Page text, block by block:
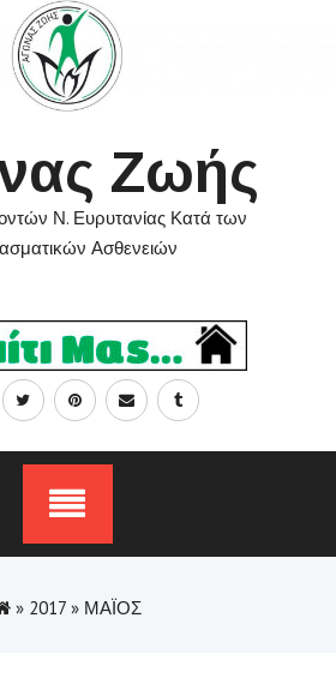
Ζωής
Ν. Ευρυτανίας Κατά των
Ασθενειών
» 2017» ΜΆΙΟΣ